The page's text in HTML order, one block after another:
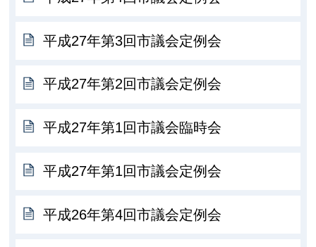
平成27年第3回市議会定例会
平成27年第2回市議会定例会
平成27年第1回市議会臨時会
平成27年第1回市議会定例会
平成26年第4回市議会定例会